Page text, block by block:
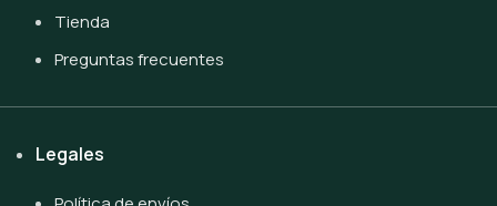
Tienda
Preguntas frecuentes
Legales